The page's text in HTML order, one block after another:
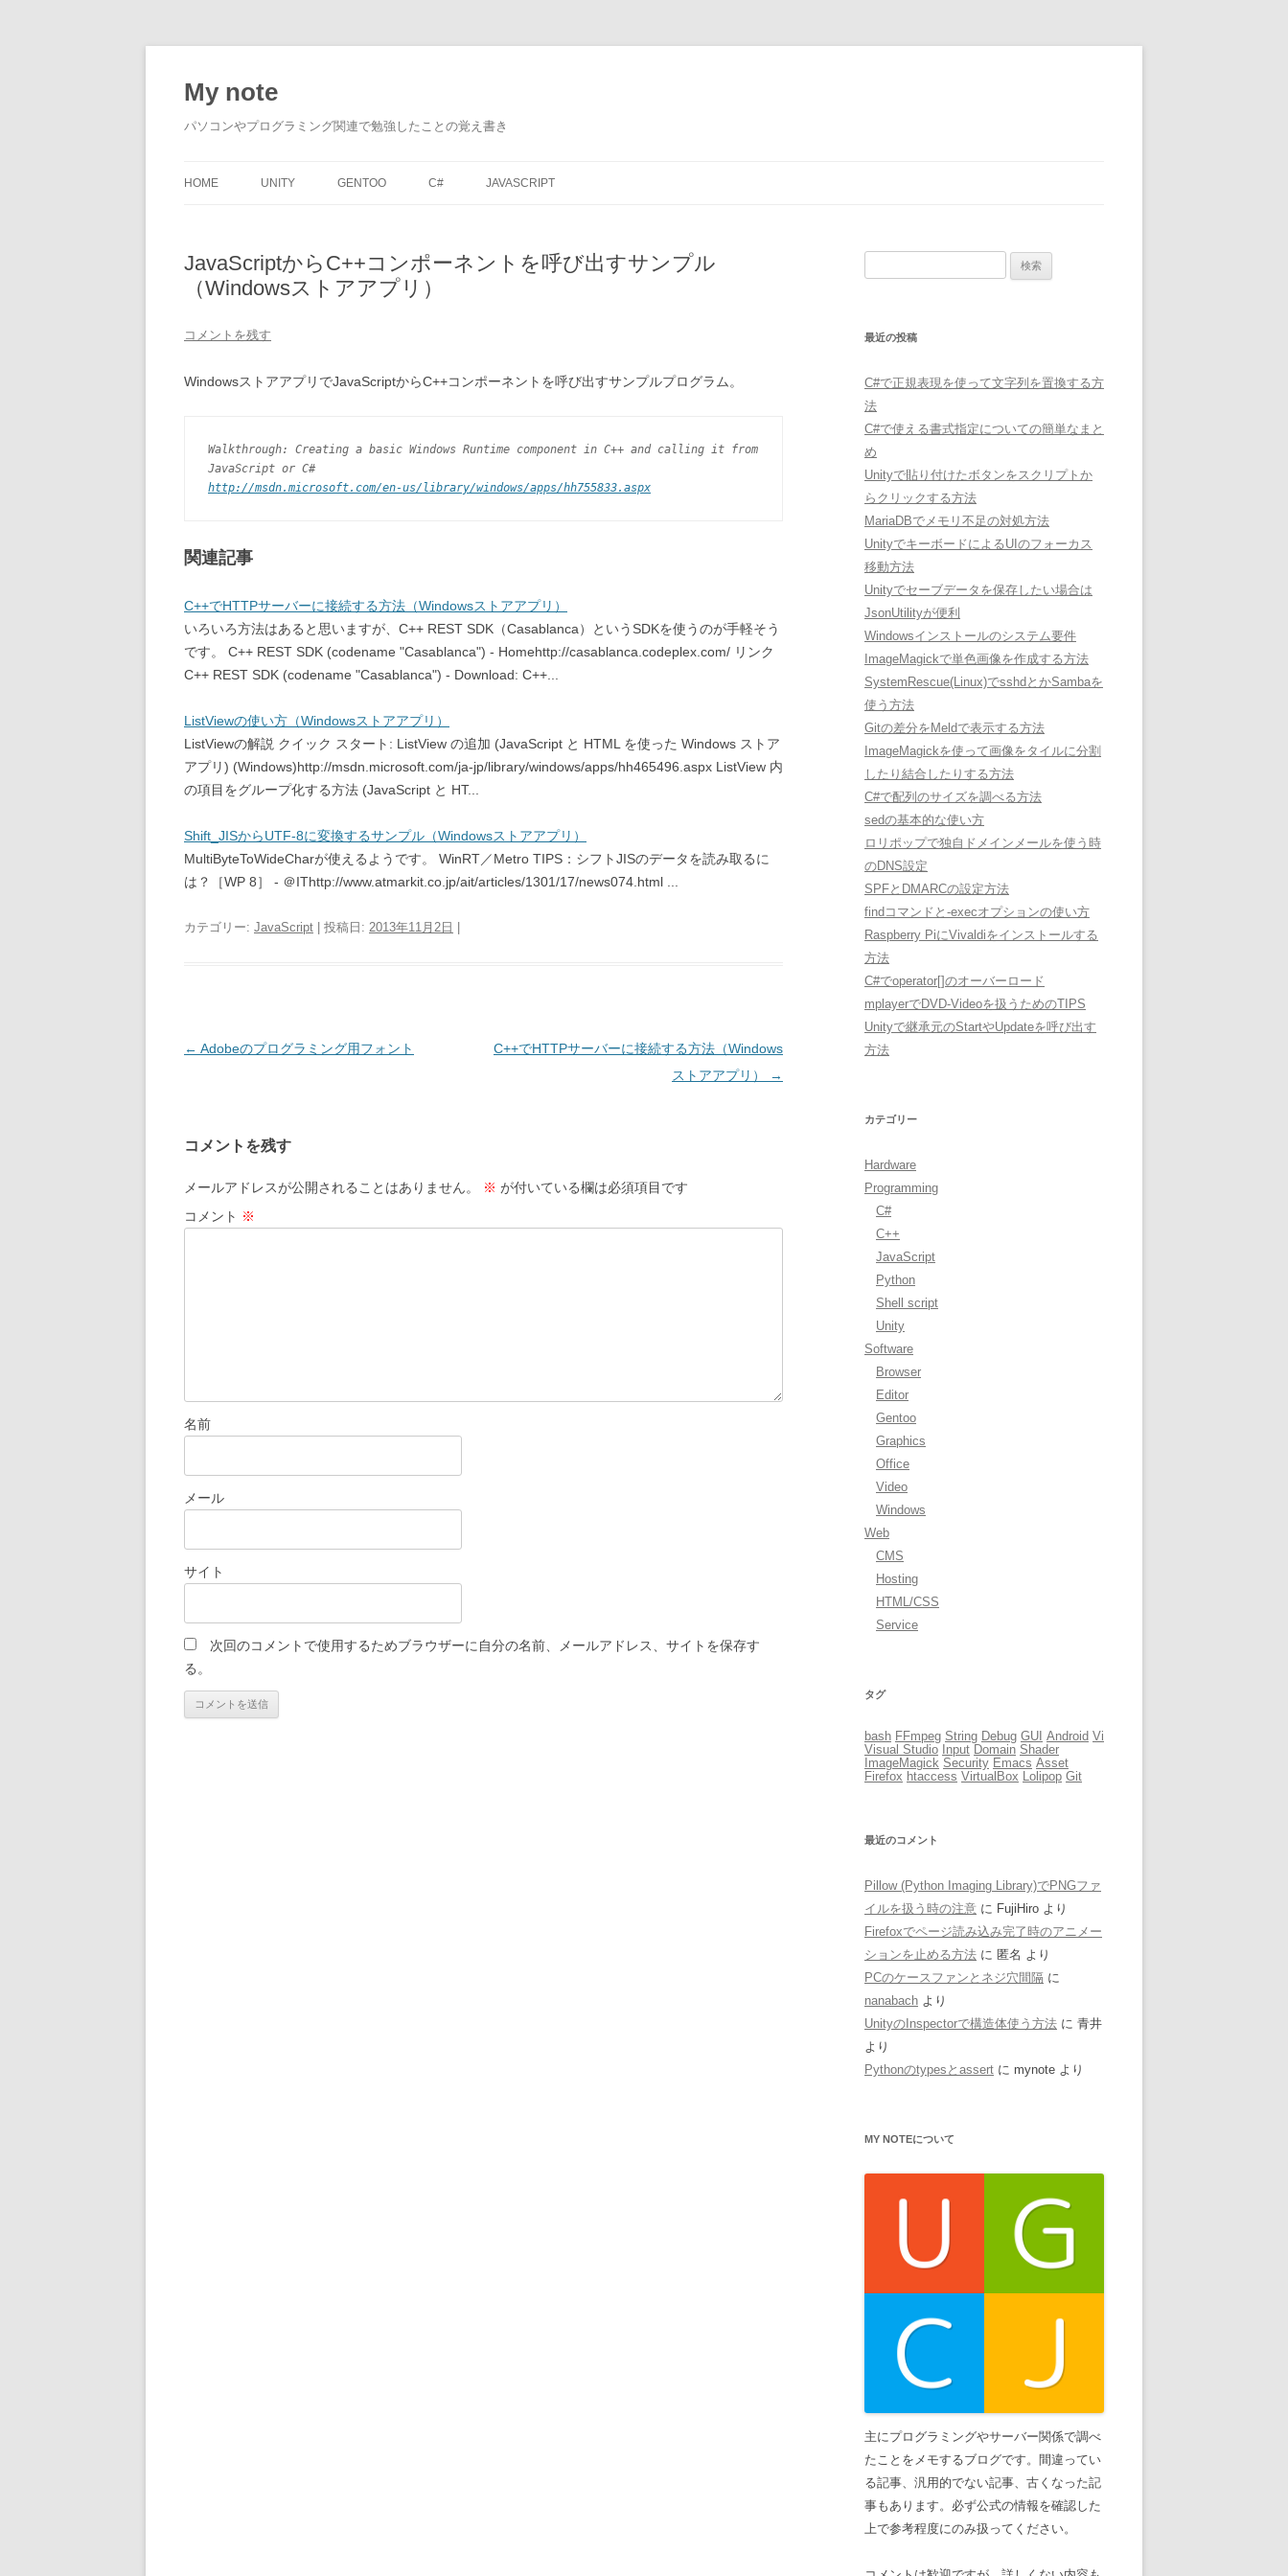
My note
パソコンやプログラミング関連で勉強したことの覚え書き
キ
ッ
HOME UNITY GENTOO C# JAVASCRIPT
JavaScriptからC++コンポーネントを呼び出すサンプル
（Windowsストアアプリ）
コメントを残す
WindowsストアアプリでJavaScriptからC++コンポーネントを呼び出すサンプルプログラム。
Walkthrough: Creating a basic Windows Runtime component in C++ and calling it from
JavaScript or C#
http://msdn.microsoft.com/en-us/library/windows/apps/hh755833.aspx
関連記事
C++でHTTPサーバーに接続する方法（Windowsストアアプリ）
いろいろ方法はあると思いますが、C++ REST SDK（Casablanca）というSDKを使うのが手軽そう
です。 C++ REST SDK (codename "Casablanca") - Homehttp://casablanca.codeplex.com/ リンク
C++ REST SDK (codename "Casablanca") - Download: C++...
ListViewの使い方（Windowsストアアプリ）
ListViewの解説 クイック スタート: ListView の追加 (JavaScript と HTML を使った Windows ストア
アプリ) (Windows)http://msdn.microsoft.com/ja-jp/library/windows/apps/hh465496.aspx ListView 内
の項目をグループ化する方法 (JavaScript と HT...
Shift_JISからUTF-8に変換するサンプル（Windowsストアアプリ）
MultiByteToWideCharが使えるようです。 WinRT／Metro TIPS：シフトJISのデータを読み取るに
は？［WP 8］ - ＠IThttp://www.atmarkit.co.jp/ait/articles/1301/17/news074.html ...
カテゴリー: JavaScript | 投稿日: 2013年11月2日
投
ゲ
ー
シ
← Adobeのプログラミング用フォント
C++でHTTPサーバーに接続する方法（Windows
ストアアプリ）
→
コメントを残す
メールアドレスが公開されることはありません。 ※ が付いている欄は必須項目です
コメント ※
名前
メール
サイト
次回のコメントで使用するためブラウザーに自分の名前、メールアドレス、サイトを保存す
る。
最近の投稿
C#で正規表現を使って文字列を置換する方
法
C#で使える書式指定についての簡単なまと
め
Unityで貼り付けたボタンをスクリプトか
らクリックする方法
MariaDBでメモリ不足の対処方法
UnityでキーボードによるUIのフォーカス
移動方法
Unityでセーブデータを保存したい場合は
JsonUtilityが便利
Windowsインストールのシステム要件
ImageMagickで単色画像を作成する方法
SystemRescue(Linux)でsshdとかSambaを
使う方法
Gitの差分をMeldで表示する方法
ImageMagickを使って画像をタイルに分割
したり結合したりする方法
C#で配列のサイズを調べる方法
sedの基本的な使い方
ロリポップで独自ドメインメールを使う時
のDNS設定
SPFとDMARCの設定方法
findコマンドと-execオプションの使い方
Raspberry PiにVivaldiをインストールする
方法
C#でoperator[]のオーバーロード
mplayerでDVD-Videoを扱うためのTIPS
Unityで継承元のStartやUpdateを呼び出す
方法
カテゴリー
Hardware
Programming
C#
C++
JavaScript
Python
Shell script
Unity
Software
Browser
Editor
Gentoo
Graphics
Office
Video
Windows
Web
CMS
Hosting
HTML/CSS
Service
タグ
bash FFmpeg String Debug GUI Android Vi
Visual Studio Input Domain Shader
ImageMagick Security Emacs Asset
Firefox htaccess VirtualBox Lolipop Git
最近のコメント
Pillow (Python Imaging Library)でPNGファ
イルを扱う時の注意 に FujiHiro より
Firefoxでページ読み込み完了時のアニメー
ションを止める方法 に 匿名 より
PCのケースファンとネジ穴間隔 に
nanabach より
UnityのInspectorで構造体使う方法 に 青井
より
Pythonのtypesとassert に mynote より
MY NOTEについて
主にプログラミングやサーバー関係で調べ
たことをメモするブログです。間違ってい
る記事、汎用的でない記事、古くなった記
事もあります。必ず公式の情報を確認した
上で参考程度にのみ扱ってください。